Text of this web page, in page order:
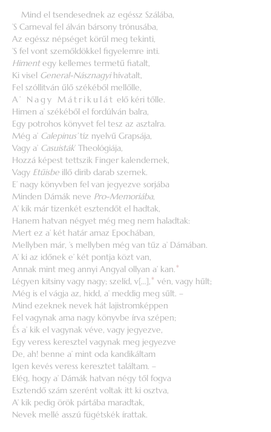
Mind el tsendesednek az egéssz Szálába,
’S Carneval fel álván bársony trónusába,
Az egéssz népséget körűl meg tekinti,
’S fel vont szemőldökkel figyelemre inti.
Himentegy kellemes termetű fiatalt,
Ki visel General-Násznagyihívatalt,
Fel szóllitván űlő székéből mellőlle,
A’ Nagy Mátrikulát elő kéri tőlle.
Himen a’ székéből el fordúlván balra,
Egy potrohos könyvet fel tesz az asztalra.
Még a’ Calepinus’tíz nyelvű Grapsája,
Vagy a’ Casuisták’ Theológiája,
Hozzá képest tettszik Finger kalendernek,
Vagy Etűisbe illő dirib darab szernek.
E’ nagy könyvben fel van jegyezve sorjába
Minden Dámák neve Pro-Memoriába,
A’ kik már tizenkét esztendőt el hadtak,
Hanem hatvan négyet még meg nem haladtak:
Mert ez a’ két határ amaz Epochában,
Mellyben már, ’s mellyben még van tűz a’ Dámában.
A’ ki az időnek e’ két pontja közt van,
Annak mint meg annyi Angyal ollyan a’ kan.*
Légyen kitsiny vagy nagy; szelíd, v[…],* vén, vagy hűlt;
Még is el vágja az, hidd, a’ meddig meg sűlt. –
Mind ezeknek nevek hát lajistromképpen
Fel vagynak ama nagy könyvbe írva szépen;
És a’ kik el vagynak véve, vagy jegyezve,
Egy veress keresztel vagynak meg jegyezve
De, ah! benne a’ mint oda kandikáltam
Igen kevés veress keresztet találtam. –
Elég, hogy a’ Dámák hatvan négy től fogva
Esztendő szám szerént voltak itt ki osztva,
A’ kik pedig örök pártába maradtak,
Nevek mellé asszú fügétskék írattak.